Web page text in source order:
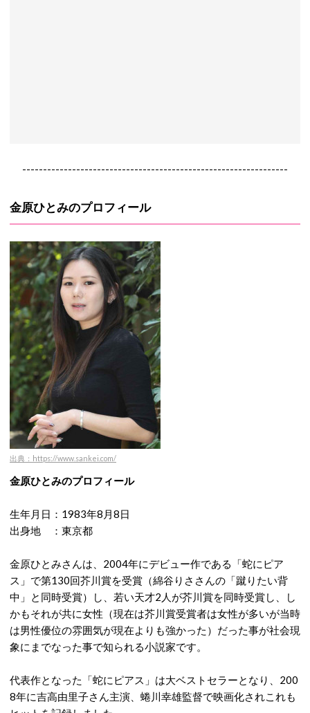
----------------------------------------------------------------
金原ひとみのプロフィール
出典：https://www.sankei.com/
金原ひとみのプロフィール
生年月日：1983年8月8日
出身地 ：東京都
金原ひとみさんは、2004年にデビュー作である「蛇にピア
ス」で第130回芥川賞を受賞（綿谷りささんの「蹴りたい背
中」と同時受賞）し、若い天才2人が芥川賞を同時受賞し、し
かもそれが共に女性（現在は芥川賞受賞者は女性が多いが当時
は男性優位の雰囲気が現在よりも強かった）だった事が社会現
象にまでなった事で知られる小説家です。
代表作となった「蛇にピアス」は大ベストセラーとなり、200
8年に吉高由里子さん主演、蜷川幸雄監督で映画化されこれも